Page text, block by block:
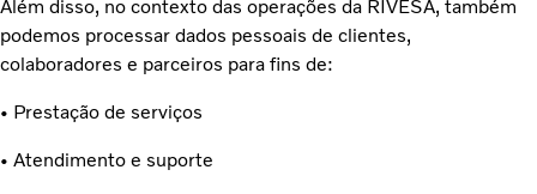
Além disso, no contexto das operações da RIVESA, também
podemos processar dados pessoais de clientes,
colaboradores e parceiros para fins de:
• Prestação de serviços
• Atendimento e suporte